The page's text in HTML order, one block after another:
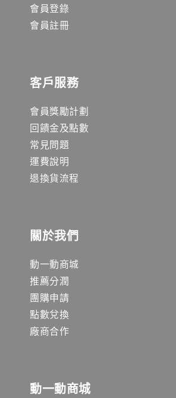
會員登錄
會員註冊
客戶服務
會員獎勵計劃
回饋金及點數
常見問題
運費說明
退換貨流程
關於我們
動一動商城
推薦分潤
團購申請
點數兌換
廠商合作
動一動商城